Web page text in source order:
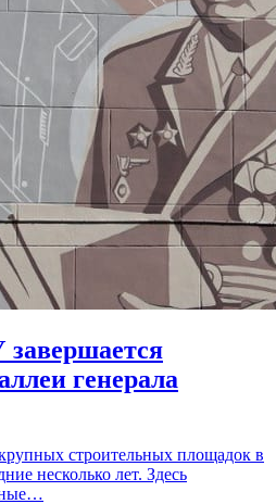
генерала
строительных площадок в
несколько лет. Здесь